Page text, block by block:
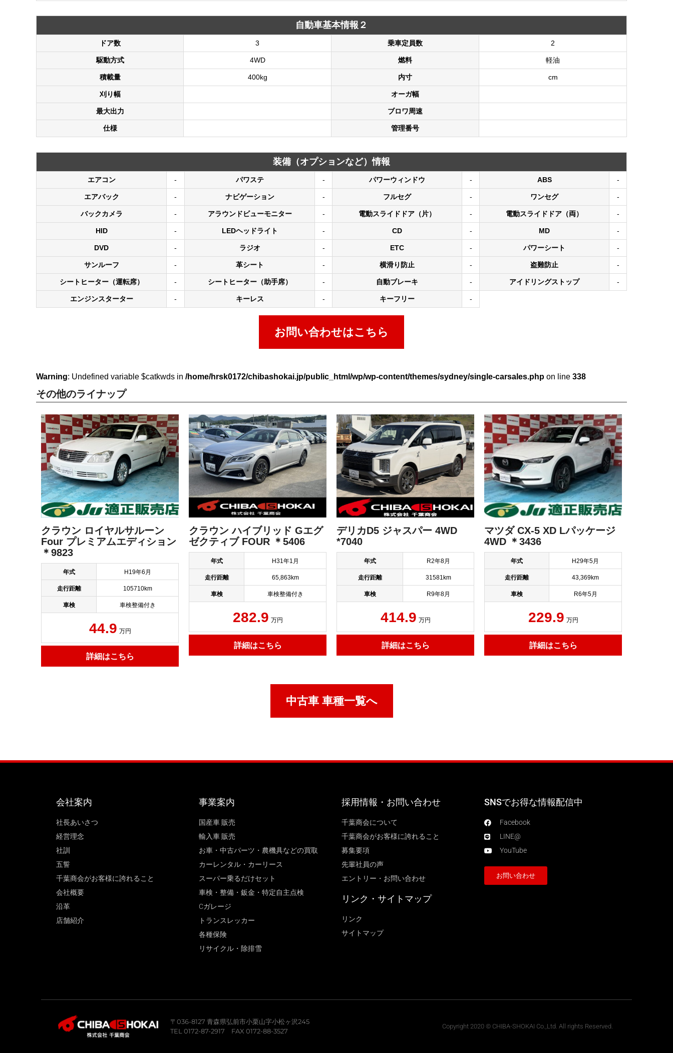
自動車基本情報２
ドア数 3 乗車定員数 2
駆動方式 4WD 燃料 軽油
積載量 400kg 内寸 cm
刈り幅 オーガ幅
最大出力 ブロワ周速
仕様 管理番号
装備（オプションなど）情報
エアコン - パワステ - パワーウィンドウ - ABS -
エアバック - ナビゲーション - フルセグ - ワンセグ -
バックカメラ - アラウンドビューモニター - 電動スライドドア（片） - 電動スライドドア（両） -
HID - LEDヘッドライト - CD - MD -
DVD - ラジオ - ETC - パワーシート -
サンルーフ - 革シート - 横滑り防止 - 盗難防止 -
シートヒーター（運転席） - シートヒーター（助手席） - 自動ブレーキ - アイドリングストップ -
エンジンスターター - キーレス - キーフリー -
お問い合わせはこちら
Warning: Undefined variable $catkwds in /home/hrsk0172/chibashokai.jp/public_html/wp/wp-content/themes/sydney/single-carsales.php on line 338
その他のライナップ
クラウン ロイヤルサルーン
Four プレミアムエディション
＊9823
年式 H19年6月
走行距離 105710km
車検 車検整備付き
44.9 万円
詳細はこちら
クラウン ハイブリッド Gエグ
ゼクティブ FOUR ＊5406
年式 H31年1月
走行距離 65,863km
車検 車検整備付き
282.9 万円
詳細はこちら
デリカD5 ジャスパー 4WD
*7040
年式 R2年8月
走行距離 31581km
車検 R9年8月
414.9 万円
詳細はこちら
マツダ CX-5 XD Lパッケージ
4WD ＊3436
年式 H29年5月
走行距離 43,369km
車検 R6年5月
229.9 万円
詳細はこちら
中古車 車種一覧へ
会社案内
社長あいさつ
経営理念
社訓
五誓
千葉商会がお客様に誇れること
会社概要
沿革
店舗紹介
事業案内
国産車 販売
輸入車 販売
お車・中古パーツ・農機具などの買取
カーレンタル・カーリース
スーパー乗るだけセット
車検・整備・鈑金・特定自主点検
Cガレージ
トランスレッカー
各種保険
リサイクル・除排雪
採用情報・お問い合わせ
千葉商会について
千葉商会がお客様に誇れること​
募集要項
先輩社員の声
エントリー・お問い合わせ
リンク・サイトマップ
リンク
サイトマップ
SNSでお得な情報配信中
Facebook
LINE@
YouTube
お問い合わせ
〒036-8127 青森県弘前市小栗山字小松ヶ沢245
TEL 0172-87-2917 FAX 0172-88-3527
Copyright 2020 © CHIBA-SHOKAI Co.,Ltd. All rights Reserved.